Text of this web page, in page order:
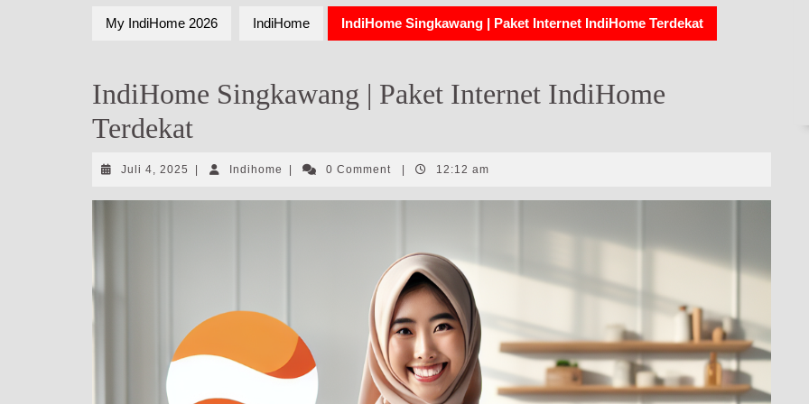
My IndiHome 2026 IndiHome IndiHome Singkawang | Paket Internet IndiHome Terdekat
IndiHome Singkawang | Paket Internet IndiHome
Terdekat
Juli 4, 2025 Juli
2025
Indihome Indihome0 Comment 12:12 am